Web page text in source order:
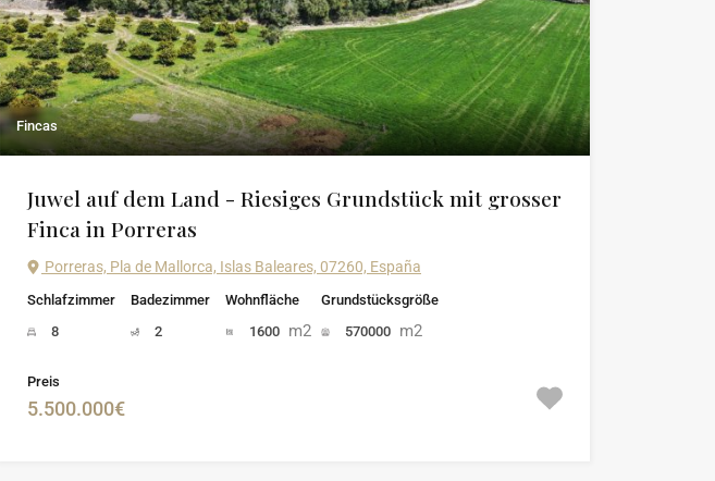
Fincas
Juwel auf dem Land - Riesiges Grundstück mit grosser
Finca in Porreras
Porreras, Pla de Mallorca, Islas Baleares, 07260, España
Schlafzimmer
8
Badezimmer
2
Wohnfläche
1600 m2
Grundstücksgröße
570000 m2
Preis
5.500.000€